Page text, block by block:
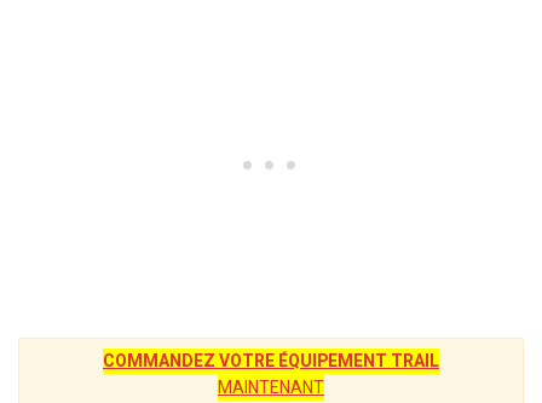
COMMANDEZ VOTRE ÉQUIPEMENT TRAIL
MAINTENANT